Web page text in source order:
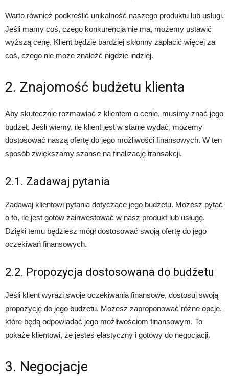
Warto również podkreślić unikalność naszego produktu lub usługi.
Jeśli mamy coś, czego konkurencja nie ma, możemy ustawić
wyższą cenę. Klient będzie bardziej skłonny zapłacić więcej za
coś, czego nie może znaleźć nigdzie indziej.
2. Znajomość budżetu klienta
Aby skutecznie rozmawiać z klientem o cenie, musimy znać jego
budżet. Jeśli wiemy, ile klient jest w stanie wydać, możemy
dostosować naszą ofertę do jego możliwości finansowych. W ten
sposób zwiększamy szanse na finalizację transakcji.
2.1. Zadawaj pytania
Zadawaj klientowi pytania dotyczące jego budżetu. Możesz pytać
o to, ile jest gotów zainwestować w nasz produkt lub usługę.
Dzięki temu będziesz mógł dostosować swoją ofertę do jego
oczekiwań finansowych.
2.2. Propozycja dostosowana do budżetu
Jeśli klient wyrazi swoje oczekiwania finansowe, dostosuj swoją
propozycję do jego budżetu. Możesz zaproponować różne opcje,
które będą odpowiadać jego możliwościom finansowym. To
pokaże klientowi, że jesteś elastyczny i gotowy do negocjacji.
3. Negocjacje